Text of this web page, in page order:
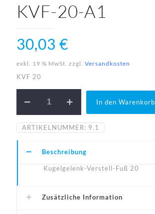
KVF-20-A1
30,03 €
exkl. 19 % MwSt. zzgl. Versandkosten
KVF 20
20-
Menge
In den Warenkorb
ARTIKELNUMMER: 9.1
Beschreibung
Kugelgelenk-Verstell-Fuß 20
Zusätzliche Information